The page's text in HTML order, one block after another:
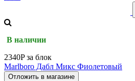
В наличии
2340P за блок
Marlboro Дабл Микс Фиолетовый
Отложить в магазине